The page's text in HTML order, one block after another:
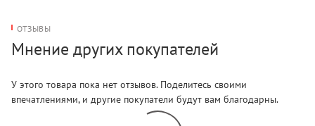
ОТЗЫВЫ
Мнение других покупателей
У этого товара пока нет отзывов. Поделитесь своими
впечатлениями, и другие покупатели будут вам благодарны.